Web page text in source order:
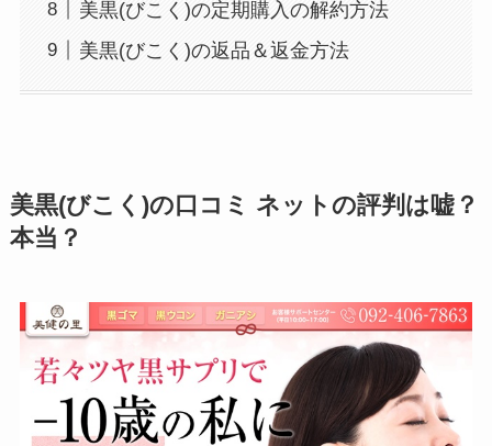
美黒(びこく)の定期購入の解約方法
美黒(びこく)の返品＆返金方法
美黒(びこく)の口コミ ネットの評判は嘘？
本当？